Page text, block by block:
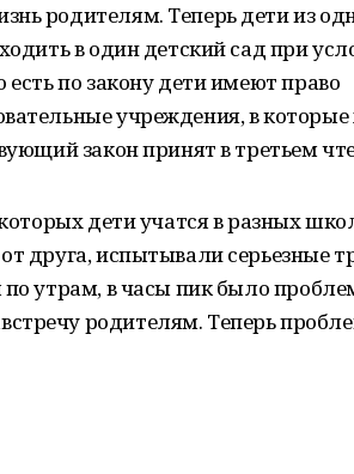
родителям. Теперь дети из
в один детский сад при
по закону дети имеют право
учреждения, в которые
закон принят в третьем
дети учатся в разных
друга, испытывали серьезные
утрам, в часы пик было
родителям. Теперь